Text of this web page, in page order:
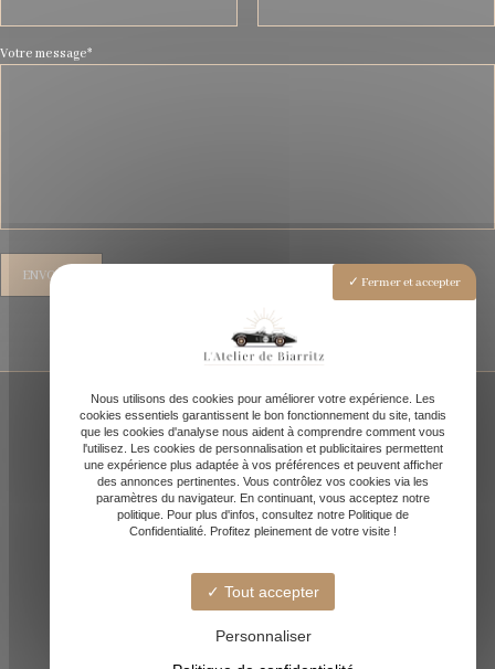
Votre message*
Quartier des docks, 64200 Biarritz
Fermer et accepter
Nous utilisons des cookies pour améliorer votre expérience. Les
cookies essentiels garantissent le bon fonctionnement du site, tandis
que les cookies d'analyse nous aident à comprendre comment vous
l'utilisez. Les cookies de personnalisation et publicitaires permettent
une expérience plus adaptée à vos préférences et peuvent afficher
des annonces pertinentes. Vous contrôlez vos cookies via les
paramètres du navigateur. En continuant, vous acceptez notre
politique. Pour plus d'infos, consultez notre Politique de
Confidentialité. Profitez pleinement de votre visite !
Tout accepter
Personnaliser